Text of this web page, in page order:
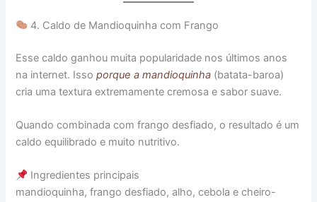
4. Caldo de Mandioquinha com Frango
Esse caldo ganhou muita popularidade nos últimos anos
na internet. Issoporque a mandioquinha (batata-baroa)
cria uma textura extremamente cremosa e sabor suave.
Quando combinada com frango desfiado, o resultado é um
caldo equilibrado e muito nutritivo.
Ingredientes principais
mandioquinha, frango desfiado, alho, cebola e cheiro-